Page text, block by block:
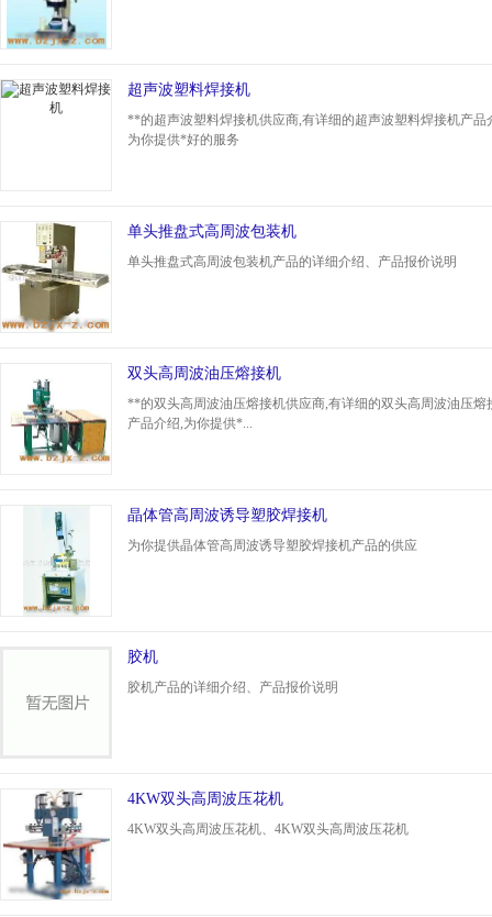
超声波塑料焊接机
**的超声波塑料焊接机供应商,有详细的超声波塑料焊接机产品
为你提供*好的服务
单头推盘式高周波包装机
单头推盘式高周波包装机产品的详细介绍、产品报价说明
双头高周波油压熔接机
**的双头高周波油压熔接机供应商,有详细的双头高周波油压熔
产品介绍,为你提供*...
晶体管高周波诱导塑胶焊接机
为你提供晶体管高周波诱导塑胶焊接机产品的供应
胶机
胶机产品的详细介绍、产品报价说明
4KW双头高周波压花机
4KW双头高周波压花机、4KW双头高周波压花机